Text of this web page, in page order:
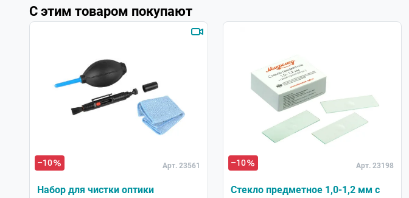
Инструкция на русском языке -1шт.
Лупа с увеличением 3х - 1шт.
С этим товаром покупают
–10 Арт. 23561
Набор для чистки оптики
–10 Арт. 23198
Стекло предметное 1,0-1,2 мм с